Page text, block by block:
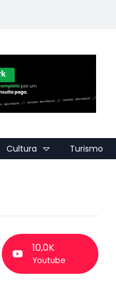
Cultura Turismo
10,0K
Youtube